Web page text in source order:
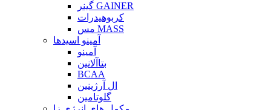
گینر GAINER
کربوهیدرات
مس MASS
آمینو اسیدها
آمینو
بتاآلانین
BCAA
ال آرژینین
گلوتامین